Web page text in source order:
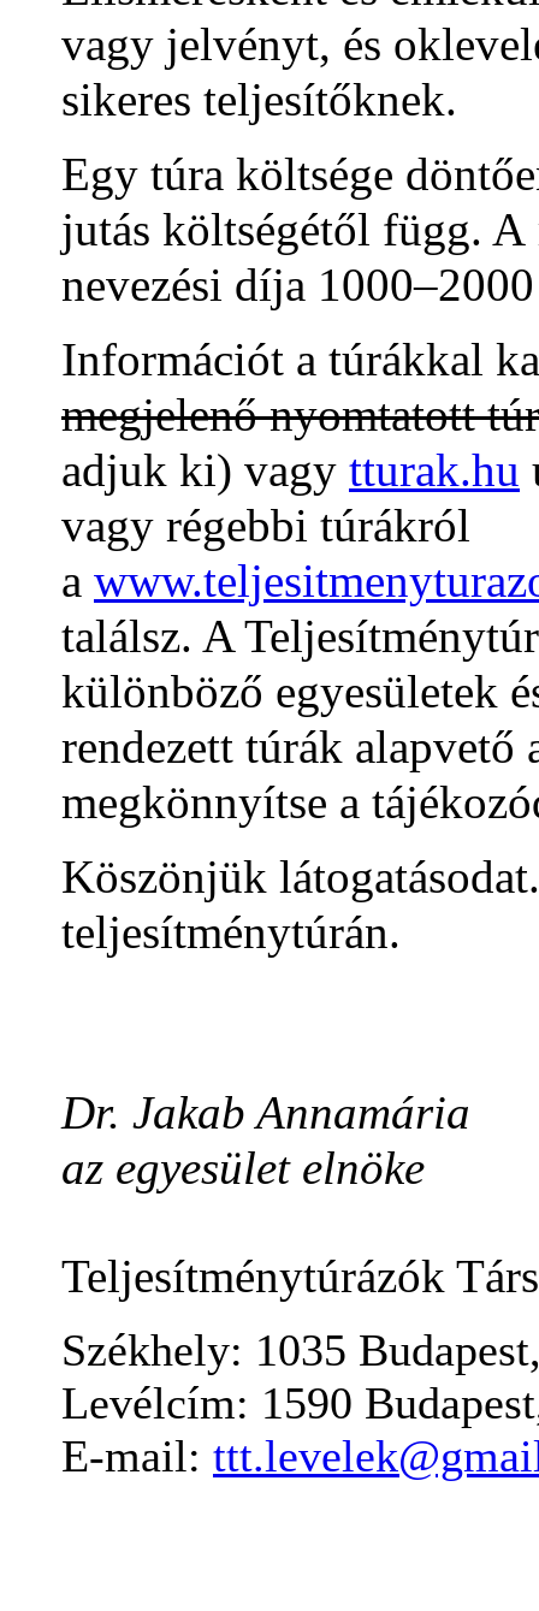
vagy jelvényt, és
sikeres teljesítőknek.
Egy túra költsége
jutás költségétől függ. A
nevezési díja
Információt a túrákkal
megjelenő nyomtatott
adjuk ki) vagy tturak.hu
vagy régebbi túrákról
a
találsz. A
különböző egyesületek
rendezett túrák alapvető
megkönnyítse a
Köszönjük
teljesítménytúrán.
Dr. Jakab Annamária
az egyesület elnöke
Teljesítménytúrázók
Székhely: 1035
Levélcím: 1590
E-mail: